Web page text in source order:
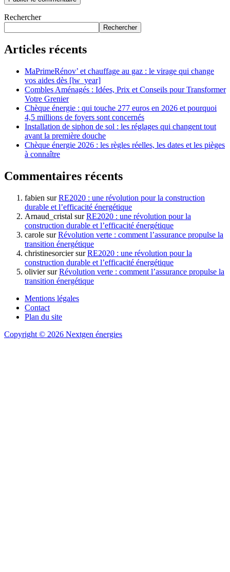
Rechercher
Rechercher
Articles récents
MaPrimeRénov’ et chauffage au gaz : le virage qui change
vos aides dès [lw_year]
Combles Aménagés : Idées, Prix et Conseils pour Transformer
Votre Grenier
Chèque énergie : qui touche 277 euros en 2026 et pourquoi
4,5 millions de foyers sont concernés
Installation de siphon de sol : les réglages qui changent tout
avant la première douche
Chèque énergie 2026 : les règles réelles, les dates et les pièges
à connaître
Commentaires récents
fabien surRE2020 : une révolution pour la construction
durable et l’efficacité énergétique
Arnaud_cristal surRE2020 : une révolution pour la
construction durable et l’efficacité énergétique
carole surRévolution verte : comment l’assurance propulse la
transition énergétique
christinesorciersurRE2020 : une révolution pour la
construction durable et l’efficacité énergétique
oliviersurRévolution verte : comment l’assurance propulse la
transition énergétique
Mentions légales
Contact
Plan du site
Copyright © 2026 Nextgen énergies